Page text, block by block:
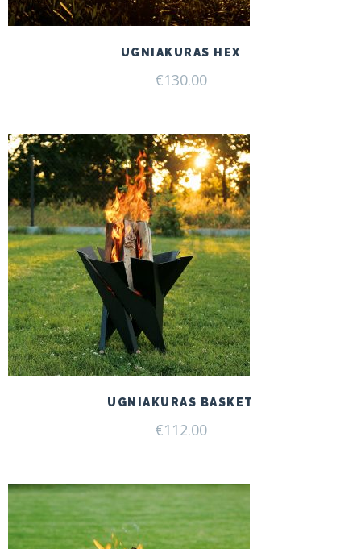
UGNIAKURAS HEX
€130.00
UGNIAKURAS BASKET
€112.00